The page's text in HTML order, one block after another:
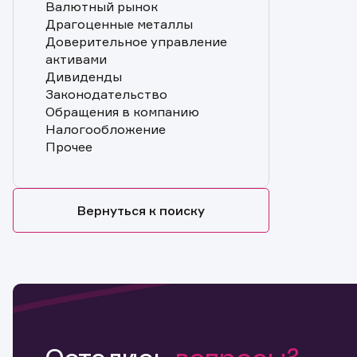
Валютный рынок
Драгоценные металлы
Доверительное управление
активами
Дивиденды
Законодательство
Обращения в компанию
Налогообложение
Прочее
Вернуться к поиску